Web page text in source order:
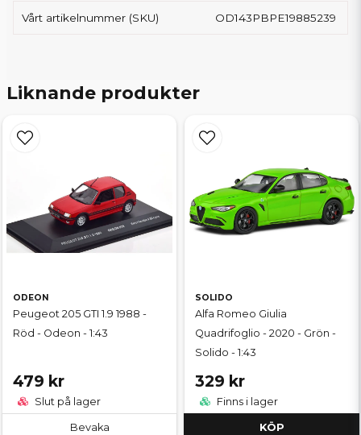
Vårt artikelnummer (SKU) OD143PBPE19885239
Liknande produkter
ODEON
Peugeot 205 GTI 1.9 1988 -
Röd - Odeon - 1:43
479 kr
Slut på lager
Bevaka
SOLIDO
Alfa Romeo Giulia
Quadrifoglio - 2020 - Grön -
Solido - 1:43
329 kr
Finns i lager
KÖP